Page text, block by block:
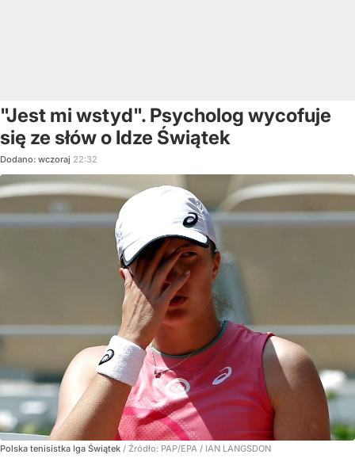
"Jest mi wstyd". Psycholog wycofuje
się ze słów o Idze Świątek
Dodano: wczoraj 22:32
Polska tenisistka Iga Świątek / Źródło: PAP/EPA / IAN LANGSDON